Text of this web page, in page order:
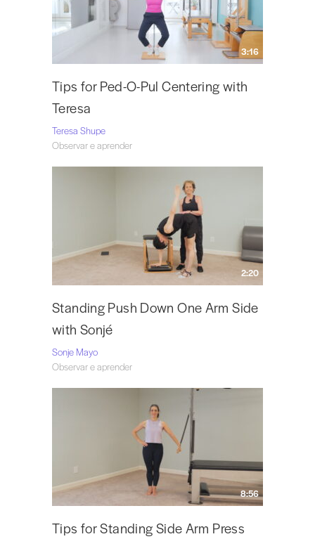
3:16
Tips for Ped-O-Pul Centering with
Teresa
Teresa Shupe
Observar e aprender
2:20
Standing Push Down One Arm Side
with Sonjé
Sonje Mayo
Observar e aprender
8:56
Tips for Standing Side Arm Press